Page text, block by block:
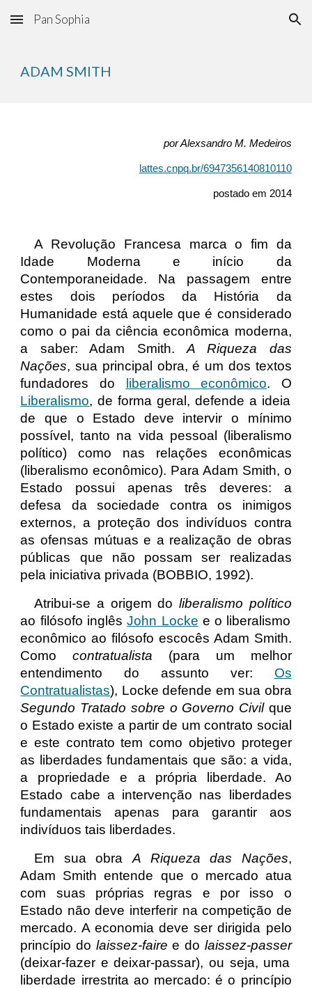
Skip to main content Skip to navigation
Pan Sophia
ADAM SMITH
por Alexsandro M. Medeiros
lattes.cnpq.br/6947356140810110
postado em 2014
A Revolução Francesa marca o fim da
Idade Moderna e início da
Contemporaneidade. Na passagem entre
estes dois períodos da História da
Humanidade está aquele que é considerado
como o pai da ciência econômica moderna,
a saber: Adam Smith. A Riqueza das
Nações, sua principal obra, é um dos textos
fundadores do
liberalismo econômico. O
Liberalismo, de forma geral, defende a ideia
de que o Estado deve intervir o mínimo
possível, tanto na vida pessoal (liberalismo
político) como nas relações econômicas
(liberalismo econômico). Para Adam Smith, o
Estado possui apenas três deveres: a
defesa da sociedade contra os inimigos
externos, a proteção dos indivíduos contra
as ofensas mútuas e a realização de obras
públicas que não possam ser realizadas
pela iniciativa privada (BOBBIO, 1992).
Atribui-se a origem do liberalismo político
ao filósofo inglês John Locke e o liberalismo
econômico ao filósofo escocês Adam Smith.
Comocontratualista (para um melhor
entendimento do assunto ver:
Os
Contratualistas), Locke defende em sua obra
Segundo Tratado sobre o Governo Civilque
o Estado existe a partir de um contrato social
e este contrato tem como objetivo proteger
as liberdades fundamentais que são: a vida,
a propriedade e a própria liberdade. Ao
Estado cabe a intervenção nas liberdades
fundamentais apenas para garantir aos
indivíduos tais liberdades.
Em sua obra A Riqueza das Nações,
Adam Smith entende que o mercado atua
com suas próprias regras e por isso o
Estado não deve interferir na competição de
mercado. A economia deve ser dirigida pelo
princípio do laissez-faire e do laissez-passer
(deixar-fazer e deixar-passar), ou seja, uma
liberdade irrestrita ao mercado: é o princípio